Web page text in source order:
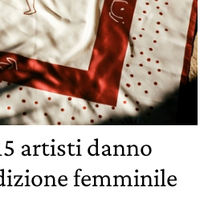
artisti danno
femminile